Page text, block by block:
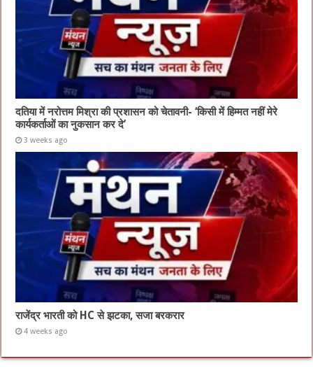
दतिया में नरोत्तम मिश्रा की प्रशासन को चेतावनी- ‘किसी में हिम्मत नहीं मेरे
कार्यकर्ताओं का नुकसान कर दे’
3 weeks ago
राजेंद्र भारती को HC से झटका, सजा बरकरार
4 weeks ago